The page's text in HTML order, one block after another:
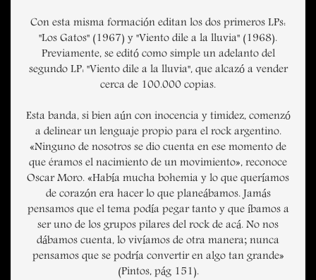
Con esta misma formación editan los dos primeros LPs:
"Los Gatos" (1967) y "Viento dile a la lluvia" (1968).
Previamente, se editó como simple un adelanto del
segundo LP: "Viento dile a la lluvia", que alcazó a vender
cerca de 100.000 copias.
Esta banda, si bien aún con inocencia y timidez, comenzó
a delinear un lenguaje propio para el rock argentino.
«Ninguno de nosotros se dio cuenta en ese momento de
que éramos el nacimiento de un movimiento», reconoce
Oscar Moro. «Había mucha bohemia y lo que queríamos
de corazón era hacer lo que planeábamos. Jamás
pensamos que el tema podía pegar tanto y que íbamos a
ser uno de los grupos pilares del rock de acá. No nos
dábamos cuenta, lo vivíamos de otra manera; nunca
pensamos que se podría convertir en algo tan grande»
(Pintos, pág 151).